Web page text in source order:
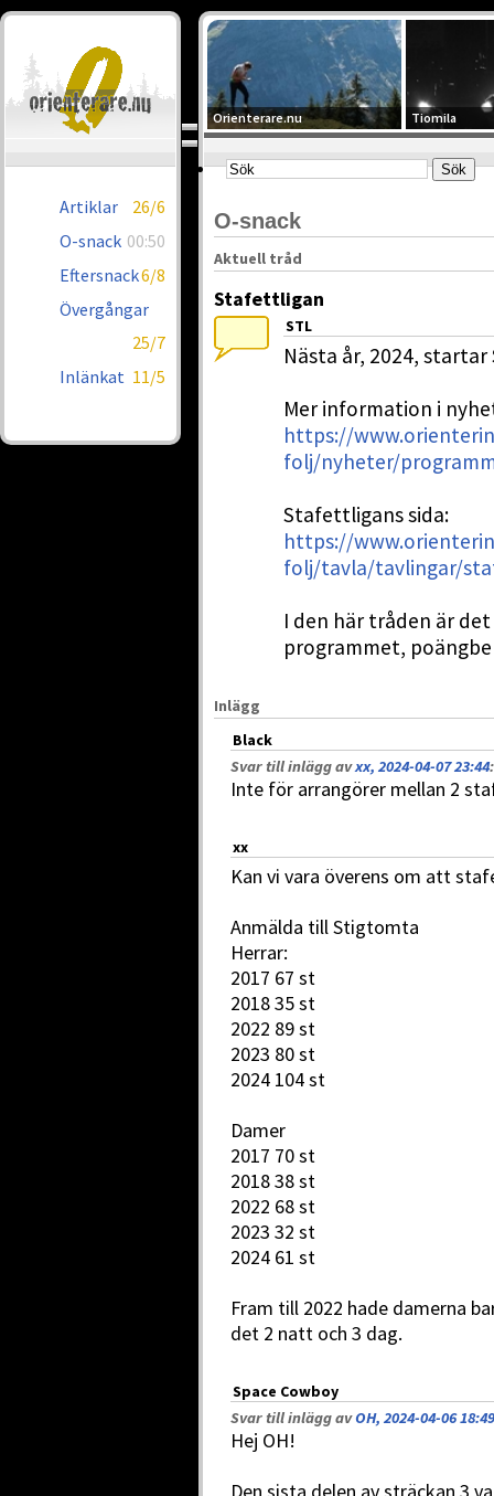
Artiklar
26/6
O-snack 00:50
Eftersnack6/8
Övergångar
25/7
Inlänkat 11/5
Orienterare.nu Tiomila
O-snack
Aktuell tråd
Stafettligan
STL
Nästa år, 2024,
Mer information i
https://
folj/nyheter/
Stafettligans sida:
https://
folj/tavla/tavlingar/
I den här tråden är
programmet,
Inlägg
Black
Svar till inlägg avxx, 2024-04-07 23:44:
Inte för arrangörer mellan 2
xx
Kan vi vara överens om att
Anmälda till Stigtomta
Herrar:
2017 67 st
2018 35 st
2022 89 st
2023 80 st
2024 104 st
Damer
2017 70 st
2018 38 st
2022 68 st
2023 32 st
2024 61 st
Fram till 2022 hade damerna
det 2 natt och 3 dag.
Space Cowboy
Svar till inlägg avOH, 2024-04-06 18:49
Hej OH!